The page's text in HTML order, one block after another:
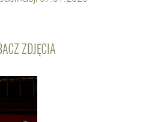
ZDJĘCIA